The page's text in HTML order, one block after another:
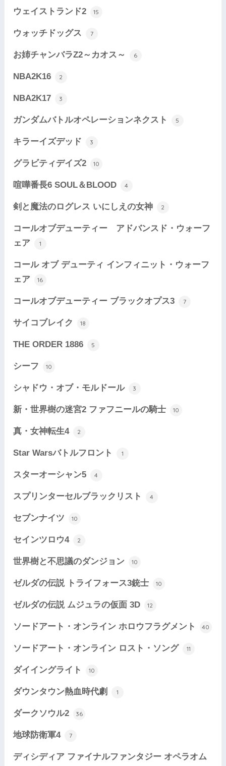
ウェイストランド2 15
ウォッチドッグス 7
お姉チャンバラZ2～カオス～ 6
NBA2K16 2
NBA2K17 3
ガンダムバトルオペレーションネクスト 5
キラーイズデッド 3
グラビティデイズ2 10
喧嘩番長6 SOUL＆BLOOD 4
剣と魔法のログレス いにしえの女神 2
コールオブデューティー アドバンスド・ウォーフ
ェア
1
コール オブ デューティ インフィニット・ウォーフ
ェア
16
コールオブデューティー ブラックオプス3 7
サイコブレイク 18
THE ORDER 1886 5
シーフ 10
シャドウ・オブ・モルドール 3
新・世界樹の迷宮2 ファフニールの騎士 10
真・女神転生4 2
Star Warsバトルフロント 1
スターオーシャン5 4
スプリンターセルブラックリスト 4
セブンナイツ 10
セインツロウ4 2
世界樹と不思議のダンジョン 10
ゼルダの伝説 トライフォース3銃士 10
ゼルダの伝説 ムジュラの仮面 3D 12
ソードアート・オンライン ホロウフラグメント 40
ソードアート・オンライン ロスト・ソング 11
ダイイングライト 10
ダウンタウン熱血時代劇 1
ダークソウル2 36
地球防衛軍4 7
ディシディア ファイナルファンタジー オペラオム